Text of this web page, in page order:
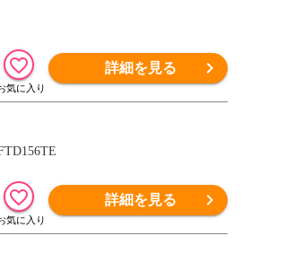
詳細を見る
詳細を見る